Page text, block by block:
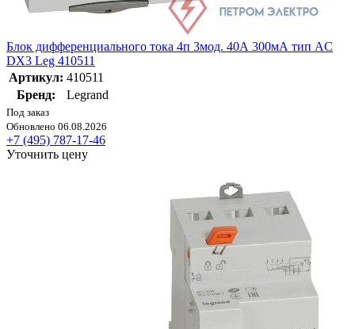
Блок дифференциального тока 4п 3мод. 40А 300мА тип AC
DX3 Leg 410511
Артикул: 410511
Бренд:
Legrand
Под заказ
Обновлено 06.08.2026
+7 (495) 787-17-46
Уточнить цену